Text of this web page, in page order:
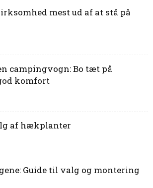
mest ud af at stå på
campingvogn: Bo tæt på
komfort
af hækplanter
Guide til valg og montering